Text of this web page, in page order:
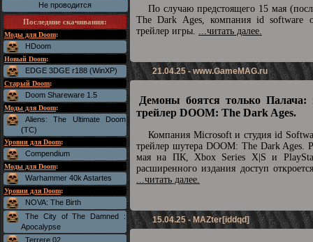
Не проводится
Последние скачивания:
Моды для Doom:
HDoom
Новый Doom:
EDGE 3DGE r188 (WinXP)
Старый Doom:
Doom Shareware 1.5
Моды для Doom:
Aliens: The Ultimate Doom
(TC)
Уровни для Doom:
Compendium
Моды для Doom:
Warhammer 40k Astartes
Уровни для Doom:
NOVA: The Birth
The City of The Damned :
Apocalypse
Terrere 02
По случаю предстоящего 15 мая
The Dark Ages, компания id software
трейлер игры. ...читать далее.
21.04.25 -www.GameMAG.ru
Демоны боятся только Палача:
трейлер DOOM: The Dark Ages.
Компания Microsoft и студия id
трейлер шутера DOOM: The Dark Ages.
мая на ПК, Xbox Series X|S и
расширенного издания доступ
...читать далее.
15.04.25 - MAZter[iddqd]